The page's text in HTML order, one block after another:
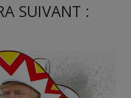
SUIVANT :